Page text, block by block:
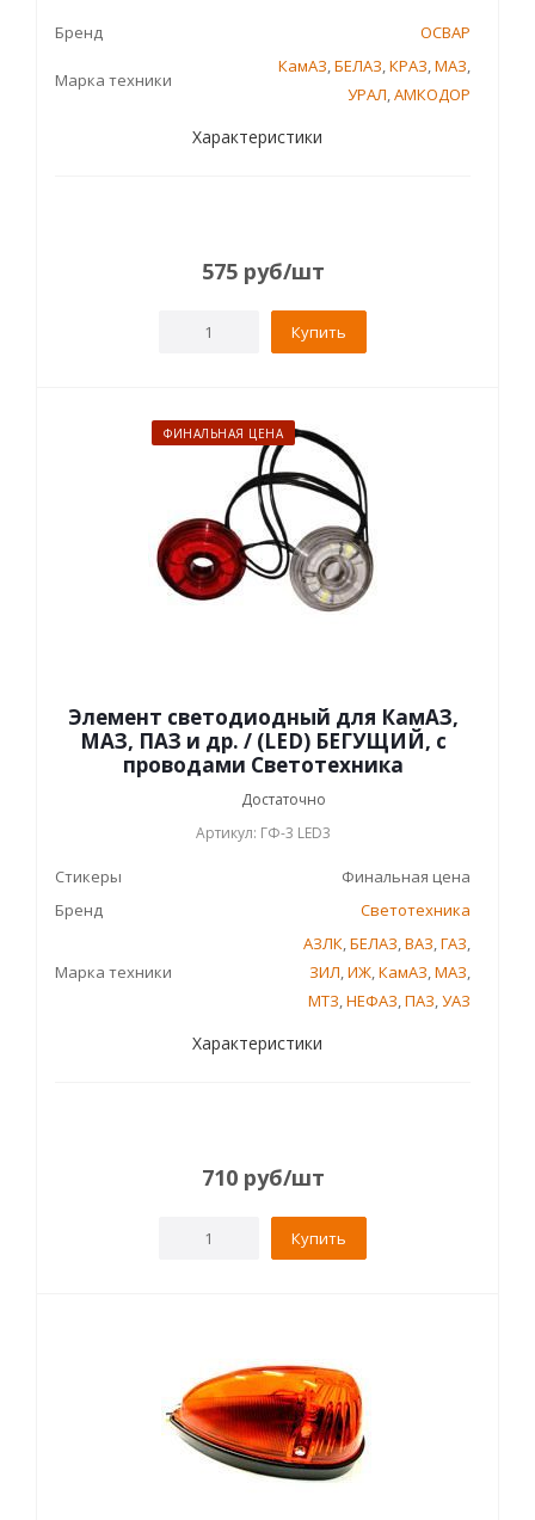
Бренд ОСВАР
Марка техники
КамАЗ,БЕЛАЗ,КРАЗ,МАЗ,
УРАЛ,АМКОДОР
Характеристики
575 руб/шт
Купить
ФИНАЛЬНАЯ ЦЕНА
Элемент светодиодный для КамАЗ,
МАЗ, ПАЗ и др. / (LED) БЕГУЩИЙ, с
проводами Светотехника
Достаточно
Артикул: ГФ-3 LED3
Стикеры
Финальная цена
Бренд
Светотехника
Марка техники
АЗЛК,БЕЛАЗ,ВАЗ,ГАЗ,
ЗИЛ,ИЖ,КамАЗ,МАЗ,
МТЗ,НЕФАЗ,ПАЗ,УАЗ
Характеристики
710 руб/шт
Купить